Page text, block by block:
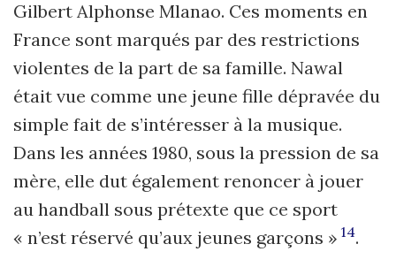
Gilbert Alphonse Mlanao. Ces moments en
France sont marqués par des restrictions
violentes de la part de sa famille. Nawal
était vue comme une jeune fille dépravée du
simple fait de s’intéresser à la musique.
Dans les années 1980, sous la pression de sa
mère, elle dut également renoncer à jouer
au handball sous prétexte que ce sport
« n’est réservé qu’aux jeunes garçons » 14.